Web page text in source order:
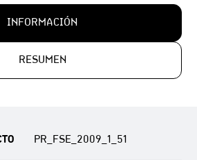
INFORMACIÓN
RESUMEN
PR_FSE_2009_1_51